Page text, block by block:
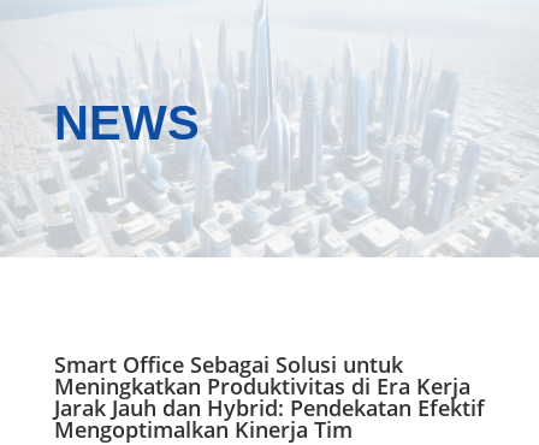
NEWS
Smart Office Sebagai Solusi untuk
Meningkatkan Produktivitas di Era Kerja
Jarak Jauh dan Hybrid: Pendekatan Efektif
Mengoptimalkan Kinerja Tim